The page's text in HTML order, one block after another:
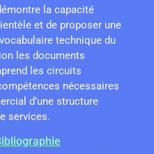
la capacité
et de proposer une
technique du
les documents
les circuits
nécessaires
d’une structure
services.